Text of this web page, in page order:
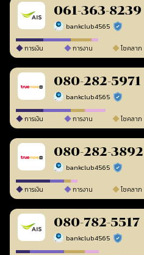
061-363-8239
bankclub4565 ร้านยืนยันแล้ว
การเงิน การงาน โชคลาภ
080-282-5971
bankclub4565 ร้านยืนยันแล้ว
การเงิน การงาน โชคลาภ
080-282-3892
bankclub4565 ร้านยืนยันแล้ว
การเงิน การงาน โชคลาภ
080-782-5517
bankclub4565 ร้านยืนยันแล้ว